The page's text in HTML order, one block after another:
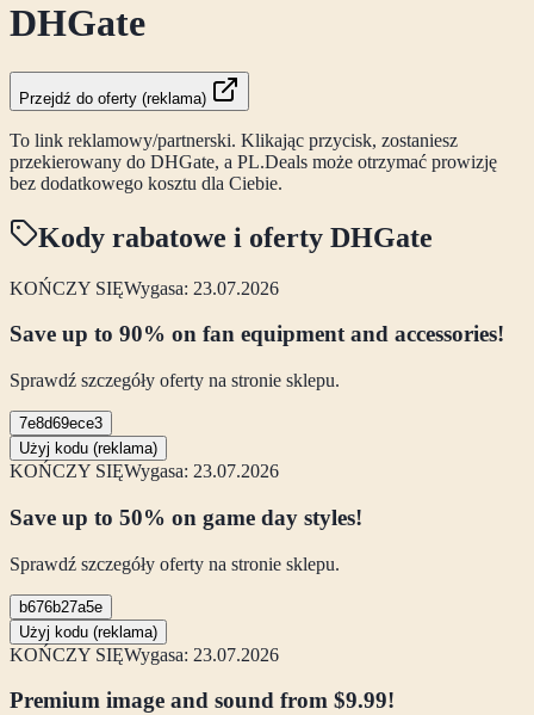
DHGate
Przejdź do oferty (reklama)
To link reklamowy/partnerski. Klikając przycisk, zostaniesz
przekierowany do DHGate, a PL.Deals może otrzymać prowizję
bez dodatkowego kosztu dla Ciebie.
Kody rabatowe i oferty DHGate
KOŃCZY SIĘWygasa: 23.07.2026
Save up to 90% on fan equipment and accessories!
Sprawdź szczegóły oferty na stronie sklepu.
7e8d69ece3
Użyj kodu (reklama)
KOŃCZY SIĘWygasa: 23.07.2026
Save up to 50% on game day styles!
Sprawdź szczegóły oferty na stronie sklepu.
b676b27a5e
Użyj kodu (reklama)
KOŃCZY SIĘWygasa: 23.07.2026
Premium image and sound from $9.99!